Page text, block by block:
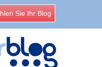
Sie Ihr Blog